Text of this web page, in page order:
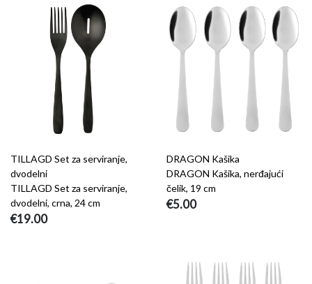
TILLAGD Set za serviranje,
dvodelni
TILLAGD Set za serviranje,
dvodelni, crna, 24 cm
€19.00
DRAGON Kašika
DRAGON Kašika, nerđajući
čelik, 19 cm
€5.00